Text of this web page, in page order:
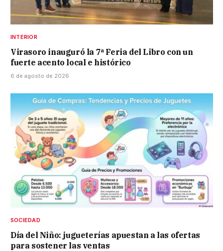
INTERIOR
Virasoro inauguró la 7ª Feria del Libro con un
fuerte acento local e histórico
6 de agosto de 2026
SOCIEDAD
Día del Niño: jugueterías apuestan a las ofertas
para sostener las ventas